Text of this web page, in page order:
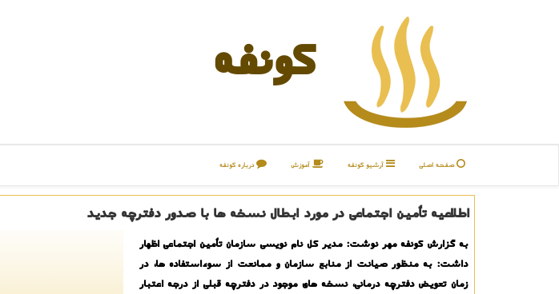
كونفه
صفحه اصلی آرشیو كونفه آموزش درباره كونفه
اطلاعیه تأمین اجتماعی در مورد ابطال نسخه ها با صدور دفترچه جدید
به گزارش كونفه مهر نوشت: مدیر كل نام نویسی سازمان تأمین اجتماعی اظهار
داشت: به منظور صیانت از منابع سازمان و ممانعت از سوءاستفاده ها، در
زمان تعویض دفترچه درمانی، نسخه های موجود در دفترچه قبلی از درجه اعتبار